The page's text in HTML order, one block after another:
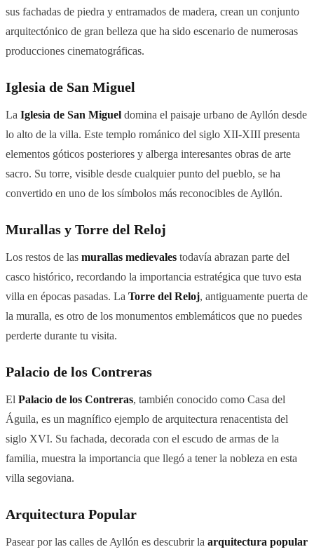
sus fachadas de piedra y entramados de madera, crean un conjunto
arquitectónico de gran belleza que ha sido escenario de numerosas
producciones cinematográficas.
Iglesia de San Miguel
La Iglesia de San Miguel domina el paisaje urbano de Ayllón desde
lo alto de la villa. Este templo románico del siglo XII-XIII presenta
elementos góticos posteriores y alberga interesantes obras de arte
sacro. Su torre, visible desde cualquier punto del pueblo, se ha
convertido en uno de los símbolos más reconocibles de Ayllón.
Murallas y Torre del Reloj
Los restos de las murallas medievales todavía abrazan parte del
casco histórico, recordando la importancia estratégica que tuvo esta
villa en épocas pasadas. La Torre del Reloj, antiguamente puerta de
la muralla, es otro de los monumentos emblemáticos que no puedes
perderte durante tu visita.
Palacio de los Contreras
El Palacio de los Contreras, también conocido como Casa del
Águila, es un magnífico ejemplo de arquitectura renacentista del
siglo XVI. Su fachada, decorada con el escudo de armas de la
familia, muestra la importancia que llegó a tener la nobleza en esta
villa segoviana.
Arquitectura Popular
Pasear por las calles de Ayllón es descubrir la arquitectura popular